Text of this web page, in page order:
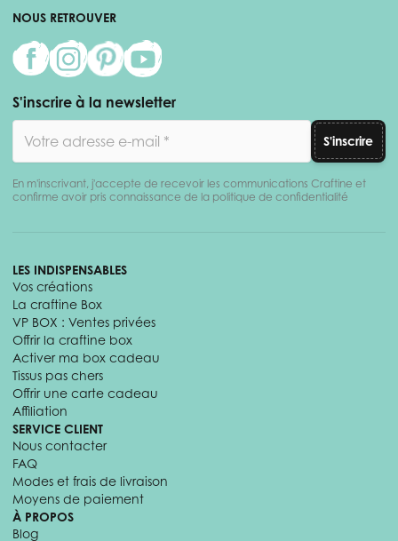
NOUS RETROUVER
S'inscrire à la newsletter
S'inscrire
En m'inscrivant, j'accepte de recevoir les communications Craftine et
confirme avoir pris connaissance de la politique de confidentialité
LES INDISPENSABLES
Vos créations
La craftine Box
VP BOX : Ventes privées
Offrir la craftine box
Activer ma box cadeau
Tissus pas chers
Offrir une carte cadeau
Affiliation
SERVICE CLIENT
Nous contacter
FAQ
Modes et frais de livraison
Moyens de paiement
À PROPOS
Blog